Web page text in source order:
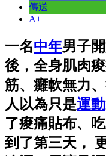
傳送
A+
一名中年男子
後，全身肌肉
筋、癱軟無力
人以為只是運動
了痠痛貼布、
到了第三天，